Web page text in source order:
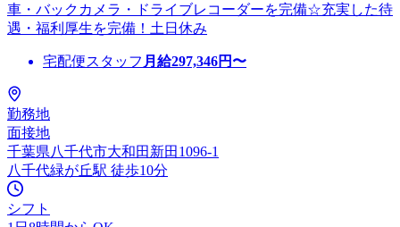
車・バックカメラ・ドライブレコーダーを完備☆充実した待
遇・福利厚生を完備！土日休み
宅配便スタッフ 月給297,346円〜
勤務地
面接地
千葉県八千代市大和田新田1096-1
八千代緑が丘駅 徒歩10分
シフト